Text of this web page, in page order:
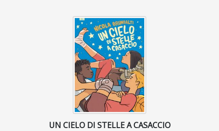
UN CIELO DI STELLE A CASACCIO